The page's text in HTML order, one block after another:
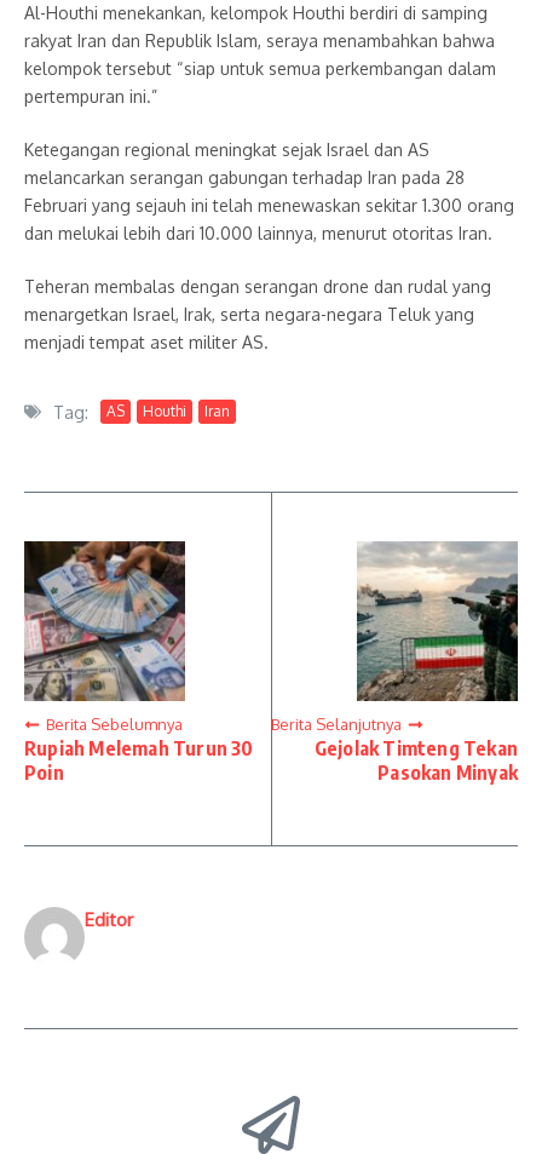
Al-Houthi menekankan, kelompok Houthi berdiri di samping
rakyat Iran dan Republik Islam, seraya menambahkan bahwa
kelompok tersebut “siap untuk semua perkembangan dalam
pertempuran ini.”
Ketegangan regional meningkat sejak Israel dan AS
melancarkan serangan gabungan terhadap Iran pada 28
Februari yang sejauh ini telah menewaskan sekitar 1.300 orang
dan melukai lebih dari 10.000 lainnya, menurut otoritas Iran.
Teheran membalas dengan serangan drone dan rudal yang
menargetkan Israel, Irak, serta negara-negara Teluk yang
menjadi tempat aset militer AS.
Tag: AS Houthi Iran
Berita Sebelumnya
Rupiah Melemah Turun 30
Poin
Berita Selanjutnya
Gejolak Timteng Tekan
Pasokan Minyak
Editor